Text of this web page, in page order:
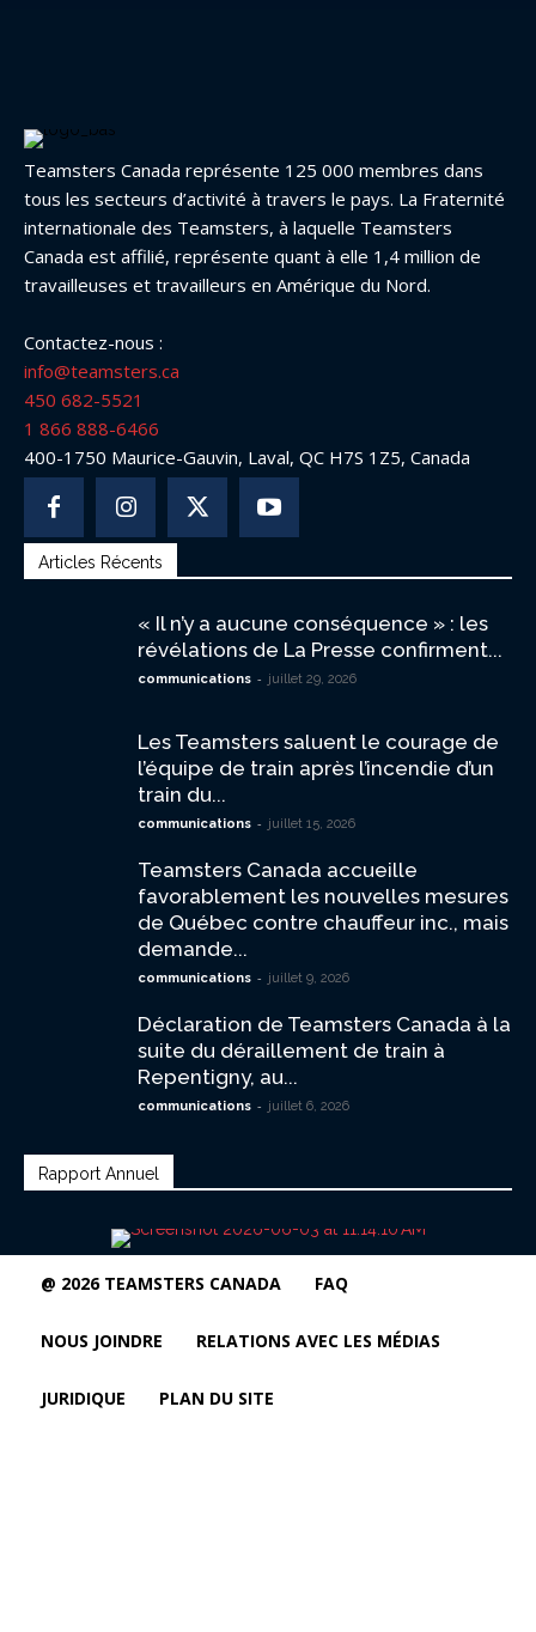
Teamsters Canada représente 125 000 membres dans
tous les secteurs d’activité à travers le pays. La Fraternité
internationale des Teamsters, à laquelle Teamsters
Canada est affilié, représente quant à elle 1,4 million de
travailleuses et travailleurs en Amérique du Nord.
Contactez-nous :
info@teamsters.ca
450 682-5521
1 866 888-6466
400-1750 Maurice-Gauvin, Laval, QC H7S 1Z5, Canada
Articles Récents
« Il n’y a aucune conséquence » : les
révélations de La Presse confirment...
communications - juillet 29, 2026
Les Teamsters saluent le courage de
l’équipe de train après l’incendie d’un
train du...
communications - juillet 15, 2026
Teamsters Canada accueille
favorablement les nouvelles mesures
de Québec contre chauffeur inc., mais
demande...
communications - juillet 9, 2026
Déclaration de Teamsters Canada à la
suite du déraillement de train à
Repentigny, au...
communications - juillet 6, 2026
Rapport Annuel
@ 2026 TEAMSTERS CANADA FAQ
NOUS JOINDRE RELATIONS AVEC LES MÉDIAS
JURIDIQUE PLAN DU SITE